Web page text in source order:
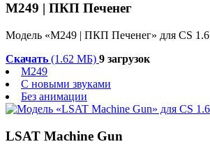
M249 | ПКП Печенег
Модель «M249 | ПКП Печенег» для CS 1.6
Скачать (1.62 МБ) 9 загрузок
M249
С новыми звуками
Без анимации
LSAT Machine Gun